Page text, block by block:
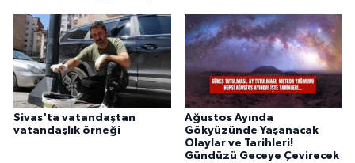
Sivas'ta vatandaştan
vatandaşlık örneği
Ağustos Ayında
Gökyüzünde Yaşanacak
Olaylar ve Tarihleri!
Gündüzü Geceye Çevirecek